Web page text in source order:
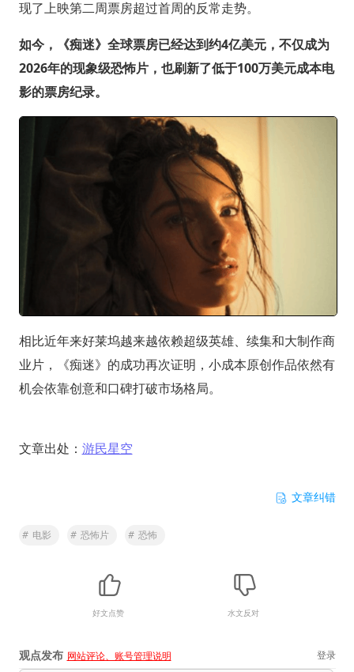
现了上映第二周票房超过首周的反常走势。
如今，《痴迷》全球票房已经达到约4亿美元，不仅成为
2026年的现象级恐怖片，也刷新了低于100万美元成本电
影的票房纪录。
相比近年来好莱坞越来越依赖超级英雄、续集和大制作商
业片，《痴迷》的成功再次证明，小成本原创作品依然有
机会依靠创意和口碑打破市场格局。
文章出处： 游民星空
文章纠错
# 电影 # 恐怖片 # 恐怖
好文点赞 水文反对
观点发布 网站评论、账号管理说明 登录